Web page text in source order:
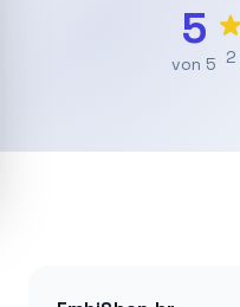
5
von 5 2